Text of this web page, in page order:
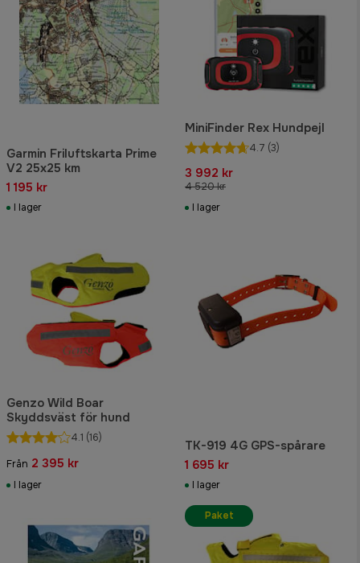
Garmin Friluftskarta Prime
V2 25x25 km
1 195 kr
I lager
MiniFinder Rex Hundpejl
4.7 (3)
3 992 kr
4 520 kr
I lager
Genzo Wild Boar
Skyddsväst för hund
4.1 (16)
Från 2 395 kr
I lager
TK-919 4G GPS-spårare
1 695 kr
I lager
Paket